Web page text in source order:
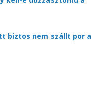
biztos nem szállt por a